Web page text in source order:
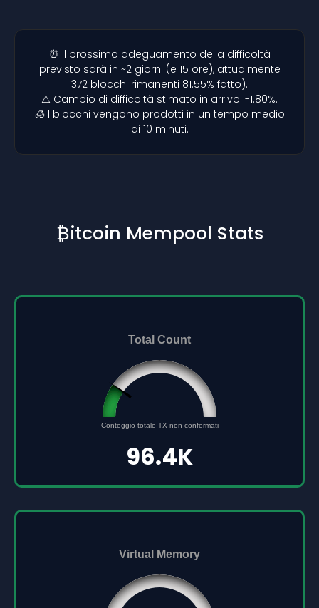
⏰ Il prossimo adeguamento della difficoltà
previsto sarà in ~2 giorni (e 15 ore), attualmente
372 blocchi rimanenti 81.55% fatto).
⚠️ Cambio di difficoltà stimato in arrivo: -1.80%.
🧊 I blocchi vengono prodotti in un tempo medio
di 10 minuti.
₿itcoin Mempool Stats
Total Count
Conteggio totale TX non confermati
0 500000
96.4K
Virtual Memory